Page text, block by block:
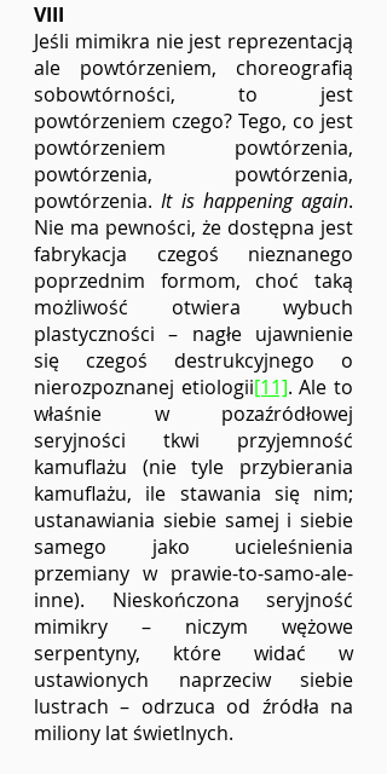
VIII
Jeśli mimikra nie jest reprezentacją
ale powtórzeniem, choreografią
sobowtórności, to jest
powtórzeniem czego? Tego, co jest
powtórzeniem powtórzenia,
powtórzenia, powtórzenia,
powtórzenia. It is happening again.
Nie ma pewności, że dostępna jest
fabrykacja czegoś nieznanego
poprzednim formom, choć taką
możliwość otwiera wybuch
plastyczności – nagłe ujawnienie
się czegoś destrukcyjnego o
nierozpoznanej etiologii[11]. Ale to
właśnie w pozaźródłowej
seryjności tkwi przyjemność
kamuflażu (nie tyle przybierania
kamuflażu, ile stawania się nim;
ustanawiania siebie samej i siebie
samego jako ucieleśnienia
przemiany w prawie-to-samo-ale-
inne). Nieskończona seryjność
mimikry – niczym wężowe
serpentyny, które widać w
ustawionych naprzeciw siebie
lustrach – odrzuca od źródła na
miliony lat świetlnych.